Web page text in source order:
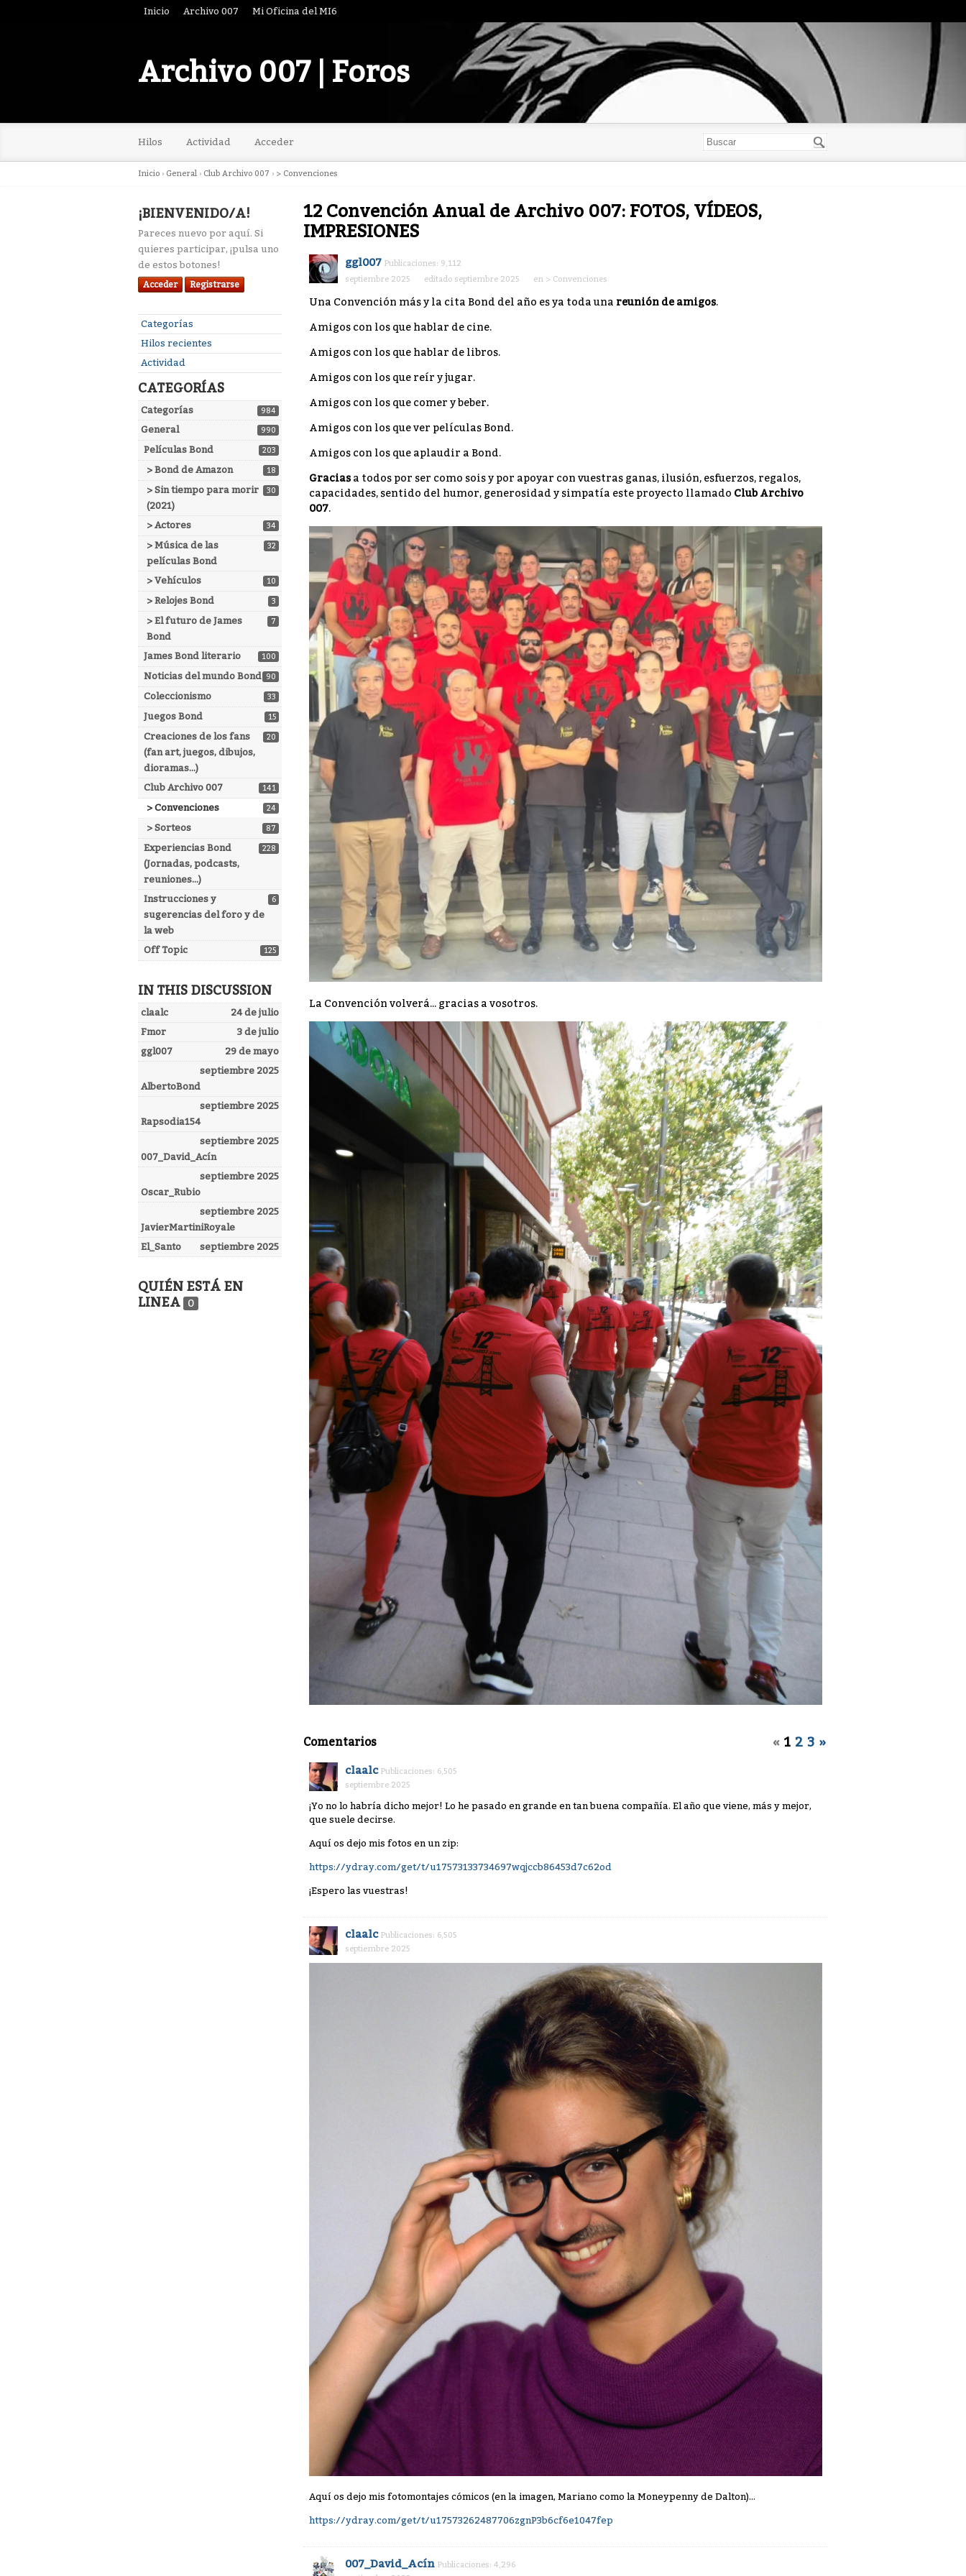
Inicio Archivo 007 Mi Oficina del MI6
Archivo 007 | Foros
Hilos Actividad Acceder
Inicio › General › Club Archivo 007 › > Convenciones
¡BIENVENIDO/A!
Pareces nuevo por aquí. Si
quieres participar, ¡pulsa uno
de estos botones!
Acceder Registrarse
Enlaces
rápidos
Categorías
Hilos recientes
Actividad
CATEGORÍAS
984
Categorías
990
General
203
Películas Bond
18
> Bond de Amazon
30
> Sin tiempo para morir
(2021)
34
> Actores
32
> Música de las
películas Bond
10
> Vehículos
3
> Relojes Bond
7
> El futuro de James
Bond
100
James Bond literario
90
Noticias del mundo Bond
33
Coleccionismo
15
Juegos Bond
20
Creaciones de los fans
(fan art, juegos, dibujos,
dioramas...)
141
Club Archivo 007
24
> Convenciones
87
> Sorteos
228
Experiencias Bond
(Jornadas, podcasts,
reuniones...)
6
Instrucciones y
sugerencias del foro y de
la web
125
Off Topic
IN THIS DISCUSSION
24 de julio
claalc
3 de julio
Fmor
29 de mayo
ggl007
septiembre 2025
AlbertoBond
septiembre 2025
Rapsodia154
septiembre 2025
007_David_Acín
septiembre 2025
Oscar_Rubio
septiembre 2025
JavierMartiniRoyale
septiembre 2025
El_Santo
QUIÉN ESTÁ EN
LINEA
0
12 Convención Anual de Archivo 007: FOTOS, VÍDEOS,
IMPRESIONES
ggl007 Publicaciones: 9,112
septiembre 2025
editado septiembre 2025 en > Convenciones
Una Convención más y la cita Bond del año es ya toda una reunión de amigos.
Amigos con los que hablar de cine.
Amigos con los que hablar de libros.
Amigos con los que reír y jugar.
Amigos con los que comer y beber.
Amigos con los que ver películas Bond.
Amigos con los que aplaudir a Bond.
Gracias a todos por ser como sois y por apoyar con vuestras ganas, ilusión, esfuerzos, regalos,
capacidades, sentido del humor, generosidad y simpatía este proyecto llamado Club Archivo
007.
La Convención volverá... gracias a vosotros.
« 1 2 3 »
Comentarios
claalc Publicaciones: 6,505
septiembre 2025
¡Yo no lo habría dicho mejor! Lo he pasado en grande en tan buena compañía. El año que viene, más y mejor,
que suele decirse.
Aquí os dejo mis fotos en un zip:
https://ydray.com/get/t/u17573133734697wqjccb86453d7c62od
¡Espero las vuestras!
claalc Publicaciones: 6,505
septiembre 2025
Aquí os dejo mis fotomontajes cómicos (en la imagen, Mariano como la Moneypenny de Dalton)...
https://ydray.com/get/t/u17573262487706zgnP3b6cf6e1047fep
007_David_Acín Publicaciones: 4,296